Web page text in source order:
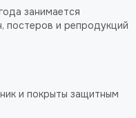
занимается
постеров и репродукций
и покрыты защитным